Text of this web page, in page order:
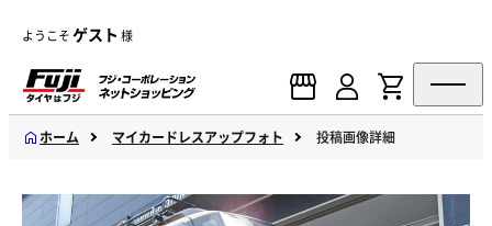
ようこそゲスト 様
ホーム マイカードレスアップフォト 投稿画像詳細